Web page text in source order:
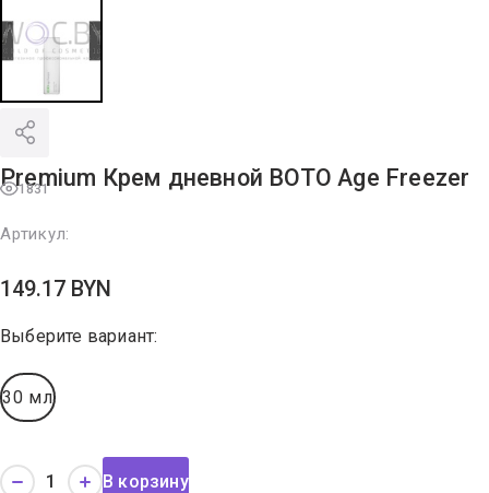
1831
Premium Крем дневной BOTO Age Freezer
Артикул:
149.17 BYN
Выберите вариант:
30 мл
В корзину